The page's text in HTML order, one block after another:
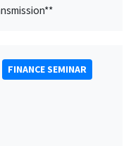
FINANCE SEMINAR